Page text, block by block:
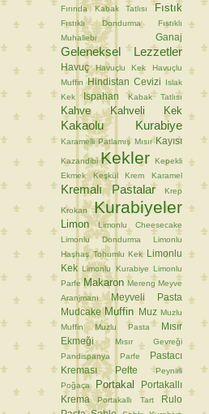
Fırında Kabak Tatlısı
Fıstık
Fıstıklı Dondurma
Fıstıklı
Muhallebi
Ganaj
Geleneksel Lezzetler
Havuç Havuçlu Kek
Havuçlu
Muffin Hindistan Cevizi
Islak
Kek
Ispahan Kabak Tatlısı
Kahve Kahveli Kek
Kakaolu Kurabiye
Karamelli Patlamış Mısır Kayısı
Kazandibi Kekler Kepekli
Ekmek
Keşkül Krem Karamel
Kremalı Pastalar Krep
Krokan Kurabiyeler
Limon
Limonlu Cheesecake
Limonlu Dondurma
Limonlu
Haşhaş Tohumlu Kek
Limonlu
Kek Limonlu Kurabiye Limonlu
Parfe Makaron Mereng Meyve
Aranjmanı
Meyveli Pasta
Mudcake Muffin Muz Muzlu
Muffin
Muzlu Pasta
Mısır
Ekmeği
Mısır Gevreği
Pandispanya
Parfe
Pastacı
Kreması
Pelte
Peynirli
Poğaça
Portakal
Portakallı
Krema
Portakallı Tart
Rulo